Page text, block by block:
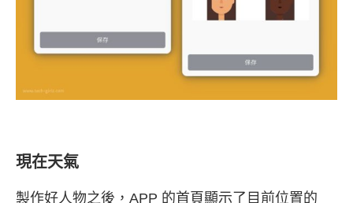
現在天氣
製作好人物之後，APP 的首頁顯示了目前位置的